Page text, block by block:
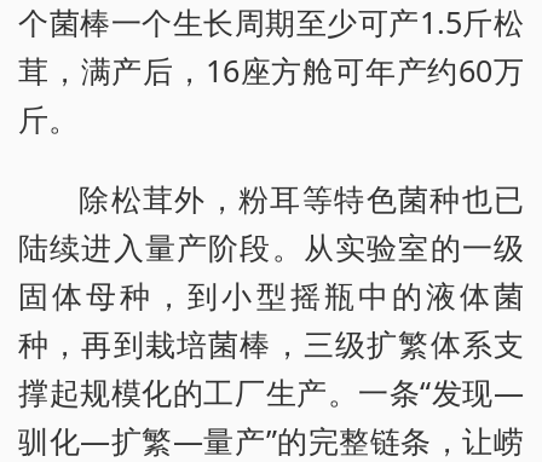
个菌棒一个生长周期至少可产1.5斤松
茸，满产后，16座方舱可年产约60万
斤。
除松茸外，粉耳等特色菌种也已
陆续进入量产阶段。从实验室的一级
固体母种，到小型摇瓶中的液体菌
种，再到栽培菌棒，三级扩繁体系支
撑起规模化的工厂生产。一条“发现—
驯化—扩繁—量产”的完整链条，让崂